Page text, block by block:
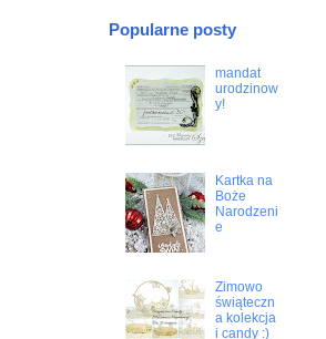
Popularne posty
mandat
urodzinow
y!
Kartka na
Boże
Narodzeni
e
Zimowo
świąteczn
a kolekcja
i candy :)